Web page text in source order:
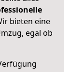
bieten eine
egal ob